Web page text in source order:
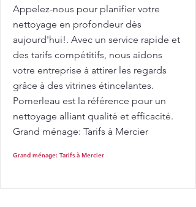
Appelez-nous pour planifier votre
nettoyage en profondeur dès
aujourd'hui!. Avec un service rapide et
des tarifs compétitifs, nous aidons
votre entreprise à attirer les regards
grâce à des vitrines étincelantes.
Pomerleau est la référence pour un
nettoyage alliant qualité et efficacité.
Grand ménage: Tarifs à Mercier
Grand ménage: Tarifs à Mercier